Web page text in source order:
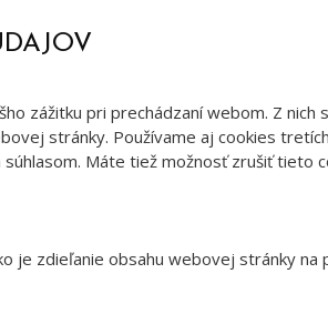
zážitku pri prechádzaní webom. Z
stránky. Používame aj cookies
Máte tiež možnosť zrušiť
je zdieľanie obsahu webovej stránky